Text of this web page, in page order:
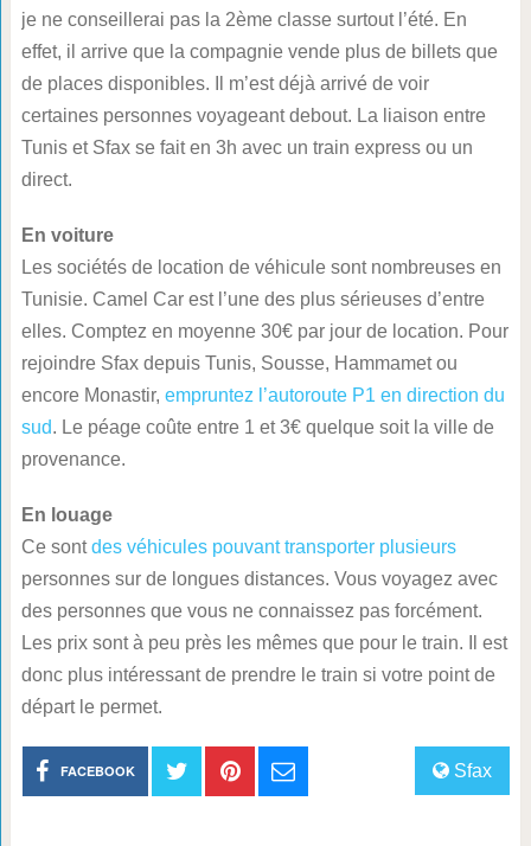
je ne conseillerai pas la 2ème classe surtout l’été. En
effet, il arrive que la compagnie vende plus de billets que
de places disponibles. Il m’est déjà arrivé de voir
certaines personnes voyageant debout. La liaison entre
Tunis et Sfax se fait en 3h avec un train express ou un
direct.
En voiture
Les sociétés de location de véhicule sont nombreuses en
Tunisie. Camel Car est l’une des plus sérieuses d’entre
elles. Comptez en moyenne 30€ par jour de location. Pour
rejoindre Sfax depuis Tunis, Sousse, Hammamet ou
encore Monastir, empruntez l’autoroute P1 en direction du
sud. Le péage coûte entre 1 et 3€ quelque soit la ville de
provenance.
En louage
Ce sontdes véhicules pouvant transporter plusieurs
personnes sur de longues distances. Vous voyagez avec
des personnes que vous ne connaissez pas forcément.
Les prix sont à peu près les mêmes que pour le train. Il est
donc plus intéressant de prendre le train si votre point de
départ le permet.
Sfax
FACEBOOK